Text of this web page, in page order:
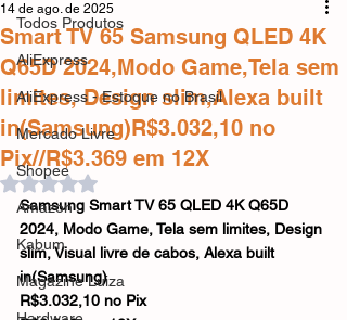
Todos Produtos
AliExpress
AliExpress - Estoque no Brasil
Mercado Livre
Shopee
Amazon
Kabum
Magazine Luiza
Smart TV 65 Samsung QLED 4K
Q65D 2024,Modo Game,Tela sem
limites, Design slim,Alexa built
in(Samsung)R$3.032,10 no
Pix//R$3.369 em 12X
14 de ago. de 2025
Avaliado com NaN de 5 estrelas.
Samsung Smart TV 65 QLED 4K Q65D
2024, Modo Game, Tela sem limites, Design
slim, Visual livre de cabos, Alexa built
in(Samsung)
R$3.032,10 no Pix